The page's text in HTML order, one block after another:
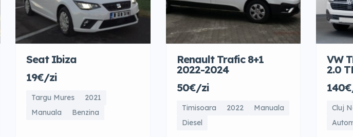
Seat Ibiza
19€/zi
Targu Mures
2021
Manuala
Benzina
Renault Trafic 8+1
2022-2024
50€/zi
Timisoara 2022
Manuala
Diesel
VW
2.0
Cluj